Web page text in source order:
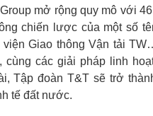
mở rộng quy mô với
chiến lược của một số
viện Giao thông Vận tải
các giải pháp linh
Tập đoàn T&T sẽ trở
tế đất nước.